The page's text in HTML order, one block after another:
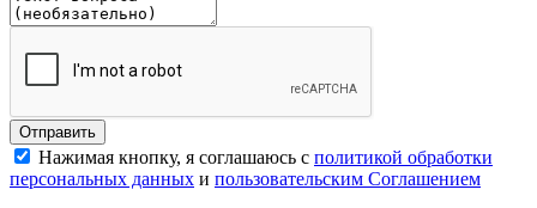
Нажимая кнопку, я соглашаюсь с политикой обработки
персональных данных и пользовательским Соглашением